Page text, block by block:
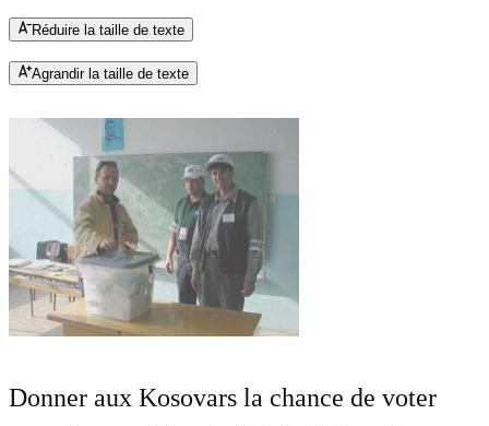
Réduire la taille de texte
Agrandir la taille de texte
Donner aux Kosovars la chance de voter